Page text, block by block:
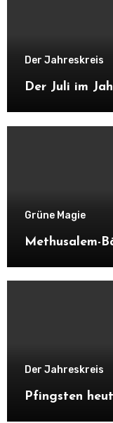
Der Jahreskreis
Der Juli im
Grüne Magie
Methusalem-
Der Jahreskreis
Pfingsten